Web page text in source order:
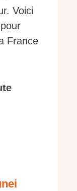
Voici
France